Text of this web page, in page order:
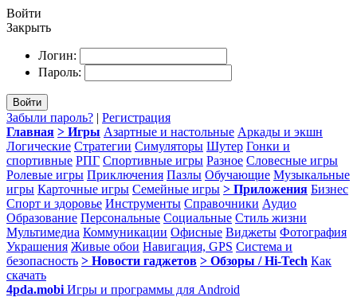
Войти
Закрыть
Логин:
Пароль:
Войти
Забыли пароль? | Регистрация
Главная > Игры Азартные и настольные Аркады и экшн
Логические Стратегии Симуляторы Шутер Гонки и
спортивные РПГ Спортивные игры Разное Словесные игры
Ролевые игры Приключения Пазлы Обучающие Музыкальные
игры Карточные игры Семейные игры > Приложения Бизнес
Спорт и здоровье Инструменты Справочники Аудио
Образование Персональные Социальные Стиль жизни
Мультимедиа Коммуникации Офисные Виджеты Фотография
Украшения Живые обои Навигация, GPS Система и
безопасность > Новости гаджетов > Обзоры / Hi-Tech Как
скачать
4pda.mobi Игры и программы для Android